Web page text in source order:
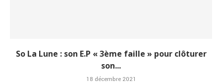
So La Lune : son E.P « 3ème faille » pour clôturer
son...
18 décembre 2021